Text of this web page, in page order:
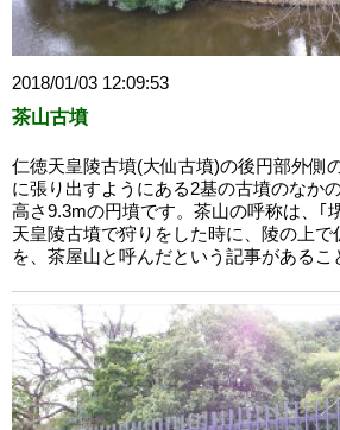
2018/01/03 12:09:53
茶山古墳
仁徳天皇陵古墳(大仙古墳)の後円部外側
に張り出すようにある2基の古墳のなか
高さ9.3mの円墳です。茶山の呼称は、｢
天皇陵古墳で狩りをした時に、陵の上で
を、茶屋山と呼んだという記事があるこ